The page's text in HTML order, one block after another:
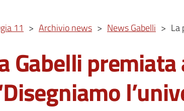
11 > Archivio news > News Gabelli > La
Gabelli premiata